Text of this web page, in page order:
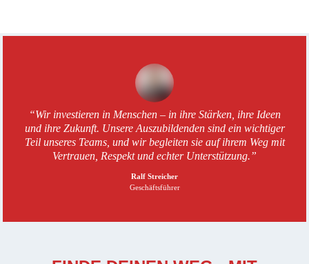
Ausbildung bei Th. Geyer – Th. Geyer
“Wir investieren in Menschen – in ihre Stärken, ihre Ideen
und ihre Zukunft. Unsere Auszubildenden sind ein wichtiger
Teil unseres Teams, und wir begleiten sie auf ihrem Weg mit
Vertrauen, Respekt und echter Unterstützung.”
Ralf Streicher
Geschäftsführer